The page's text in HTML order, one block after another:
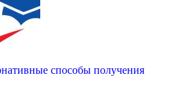
способы получения